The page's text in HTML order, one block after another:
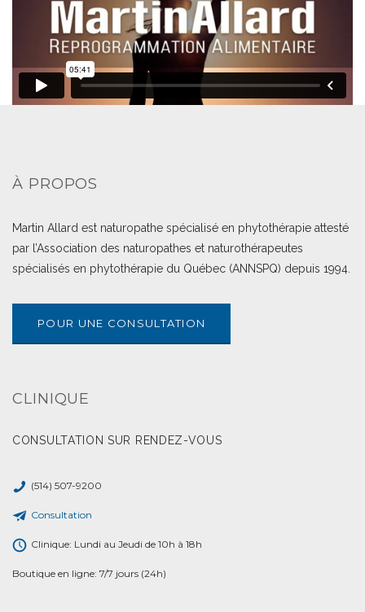
À PROPOS
Martin Allard est naturopathe spécialisé en phytothérapie attesté
par l’Association des naturopathes et naturothérapeutes
spécialisés en phytothérapie du Québec (ANNSPQ) depuis 1994.
POUR UNE CONSULTATION
CLINIQUE
CONSULTATION SUR RENDEZ-VOUS
(514) 507-9200
Consultation
Clinique: Lundi au Jeudi de 10h à 18h
Boutique en ligne: 7/7 jours (24h)